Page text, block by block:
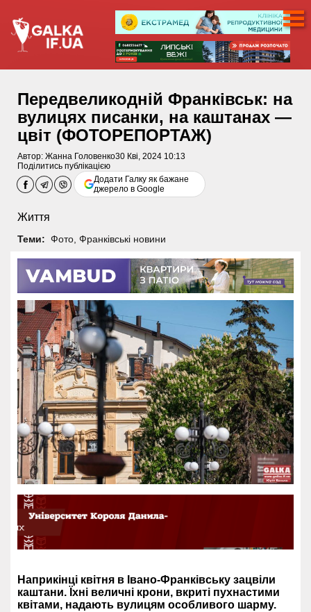
Передвеликодній Франківськ: на
вулицях писанки, на каштанах —
цвіт (ФОТОРЕПОРТАЖ)
Автор: Жанна Головенко30 Кві, 2024 10:13
Поділитись публікацією
Додати Галку як бажане
джерело в Google
Життя
Теми: Фото, Франківські новини
Наприкінці квітня в Івано-Франківську зацвіли
каштани. Їхні величні крони, вкриті пухнастими
квітами, надають вулицям особливого шарму.